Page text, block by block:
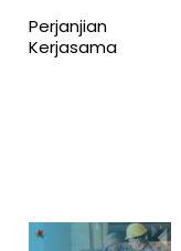
Perjanjian
Kerjasama